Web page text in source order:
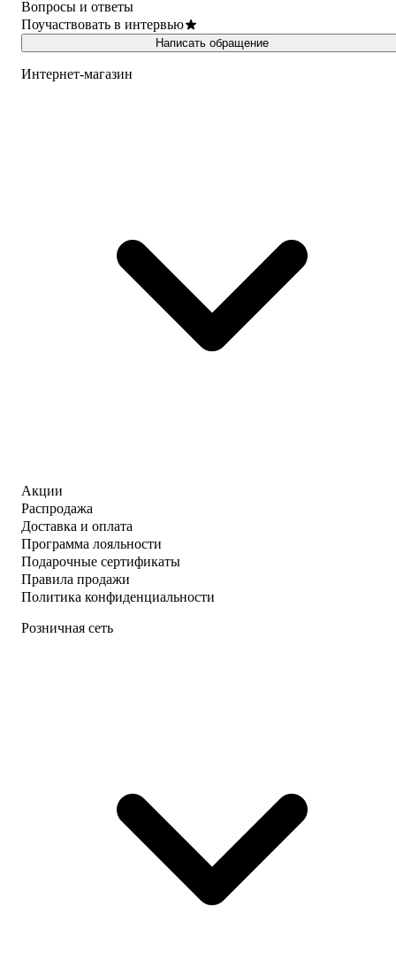
Вопросы и ответы
Поучаствовать в интервью
Написать обращение
Интернет-магазин
Акции
Распродажа
Доставка и оплата
Программа лояльности
Подарочные сертификаты
Правила продажи
Политика конфиденциальности
Розничная сеть